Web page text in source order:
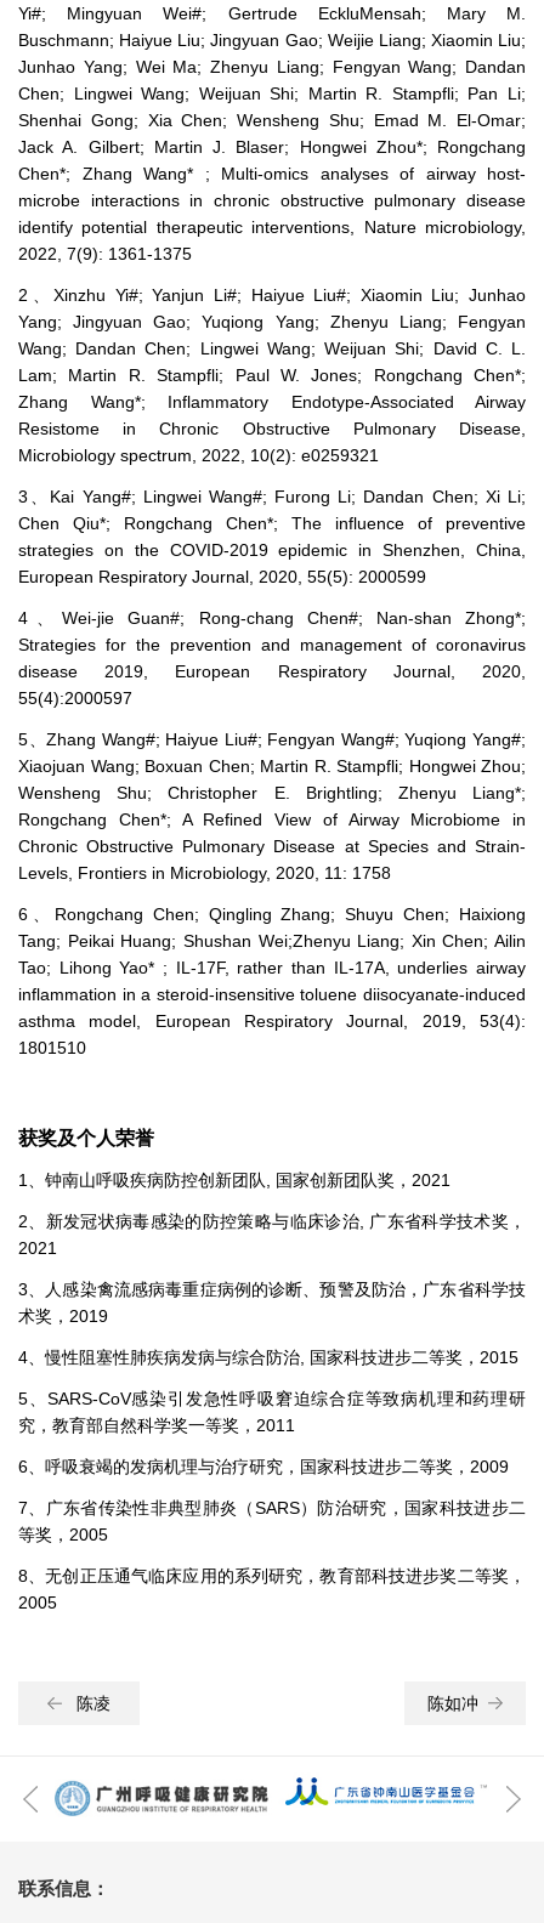
Yi#; Mingyuan Wei#; Gertrude EckluMensah; Mary M.
Buschmann; Haiyue Liu; Jingyuan Gao; Weijie Liang; Xiaomin Liu;
Junhao Yang; Wei Ma; Zhenyu Liang; Fengyan Wang; Dandan
Chen; Lingwei Wang; Weijuan Shi; Martin R. Stampfli; Pan Li;
Shenhai Gong; Xia Chen; Wensheng Shu; Emad M. El-Omar;
Jack A. Gilbert; Martin J. Blaser; Hongwei Zhou*; Rongchang
Chen*; Zhang Wang* ; Multi-omics analyses of airway host-
microbe interactions in chronic obstructive pulmonary disease
identify potential therapeutic interventions, Nature microbiology,
2022, 7(9): 1361-1375
2、Xinzhu Yi#; Yanjun Li#; Haiyue Liu#; Xiaomin Liu; Junhao
Yang; Jingyuan Gao; Yuqiong Yang; Zhenyu Liang; Fengyan
Wang; Dandan Chen; Lingwei Wang; Weijuan Shi; David C. L.
Lam; Martin R. Stampfli; Paul W. Jones; Rongchang Chen*;
Zhang Wang*; Inflammatory Endotype-Associated Airway
Resistome in Chronic Obstructive Pulmonary Disease,
Microbiology spectrum, 2022, 10(2): e0259321
3、Kai Yang#; Lingwei Wang#; Furong Li; Dandan Chen; Xi Li;
Chen Qiu*; Rongchang Chen*; The influence of preventive
strategies on the COVID-2019 epidemic in Shenzhen, China,
European Respiratory Journal, 2020, 55(5): 2000599
4、Wei-jie Guan#; Rong-chang Chen#; Nan-shan Zhong*;
Strategies for the prevention and management of coronavirus
disease 2019, European Respiratory Journal, 2020,
55(4):2000597
5、Zhang Wang#; Haiyue Liu#; Fengyan Wang#; Yuqiong Yang#;
Xiaojuan Wang; Boxuan Chen; Martin R. Stampfli; Hongwei Zhou;
Wensheng Shu; Christopher E. Brightling; Zhenyu Liang*;
Rongchang Chen*; A Refined View of Airway Microbiome in
Chronic Obstructive Pulmonary Disease at Species and Strain-
Levels, Frontiers in Microbiology, 2020, 11: 1758
6、Rongchang Chen; Qingling Zhang; Shuyu Chen; Haixiong
Tang; Peikai Huang; Shushan Wei;Zhenyu Liang; Xin Chen; Ailin
Tao; Lihong Yao* ; IL-17F, rather than IL-17A, underlies airway
inflammation in a steroid-insensitive toluene diisocyanate-induced
asthma model, European Respiratory Journal, 2019, 53(4):
1801510
获奖及个人荣誉
1、钟南山呼吸疾病防控创新团队, 国家创新团队奖，2021
2、新发冠状病毒感染的防控策略与临床诊治, 广东省科学技术奖，
2021
3、人感染禽流感病毒重症病例的诊断、预警及防治，广东省科学技
术奖，2019
4、慢性阻塞性肺疾病发病与综合防治, 国家科技进步二等奖，2015
5、SARS-CoV感染引发急性呼吸窘迫综合症等致病机理和药理研
究，教育部自然科学奖一等奖，2011
6、呼吸衰竭的发病机理与治疗研究，国家科技进步二等奖，2009
7、广东省传染性非典型肺炎（SARS）防治研究，国家科技进步二
等奖，2005
8、无创正压通气临床应用的系列研究，教育部科技进步奖二等奖，
2005
陈凌 陈如冲
联系信息：